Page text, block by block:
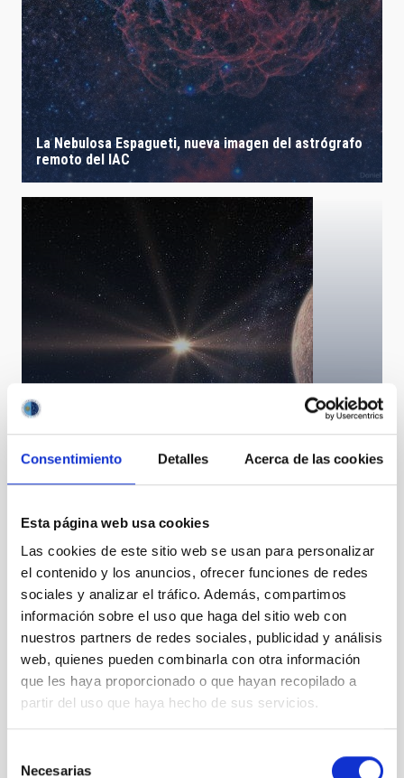
Consentimiento Detalles Acerca de las cookies
Esta página web usa cookies
Las cookies de este sitio web se usan para personalizar
el contenido y los anuncios, ofrecer funciones de redes
sociales y analizar el tráfico. Además, compartimos
información sobre el uso que haga del sitio web con
nuestros partners de redes sociales, publicidad y análisis
web, quienes pueden combinarla con otra información
que les haya proporcionado o que hayan recopilado a
partir del uso que haya hecho de sus servicios.
Necesarias
La Nebulosa Espagueti, nueva imagen del astrógrafo
remoto del IAC
Descubierta una súper-Tierra cercana en la zona de